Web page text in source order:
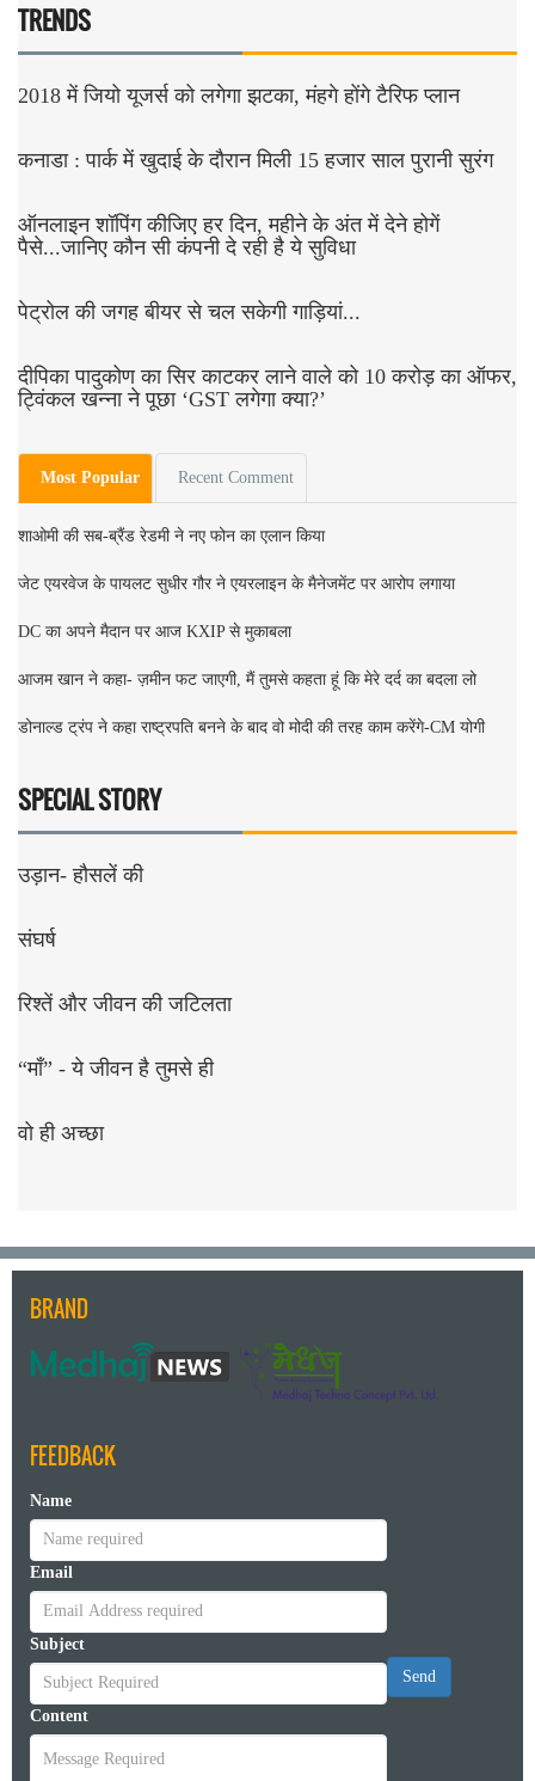
TRENDS
2018 में जियो यूजर्स को लगेगा झटका, मंहगे होंगे टैरिफ प्लान
कनाडा : पार्क में खुदाई के दौरान मिली 15 हजार साल पुरानी सुरंग
ऑनलाइन शॉपिंग कीजिए हर दिन, महीने के अंत में देने होगें
पैसे...जानिए कौन सी कंपनी दे रही है ये सुविधा
पेट्रोल की जगह बीयर से चल सकेगी गाड़ियां...
दीपिका पादुकोण का सिर काटकर लाने वाले को 10 करोड़ का ऑफर,
ट्विंकल खन्ना ने पूछा ‘GST लगेगा क्या?’
Most Popular Recent Comment
शाओमी की सब-ब्रैंड रेडमी ने नए फोन का एलान किया
जेट एयरवेज के पायलट सुधीर गौर ने एयरलाइन के मैनेजमेंट पर आरोप लगाया
DC का अपने मैदान पर आज KXIP से मुकाबला
आजम खान ने कहा- ज़मीन फट जाएगी, मैं तुमसे कहता हूं कि मेरे दर्द का बदला लो
डोनाल्ड ट्रंप ने कहा राष्ट्रपति बनने के बाद वो मोदी की तरह काम करेंगे-CM योगी
SPECIAL STORY
उड़ान- हौसलें की
संघर्ष
रिश्तें और जीवन की जटिलता
“माँ” - ये जीवन है तुमसे ही
वो ही अच्छा
BRAND
FEEDBACK
Name
Email
Subject
Content
Send